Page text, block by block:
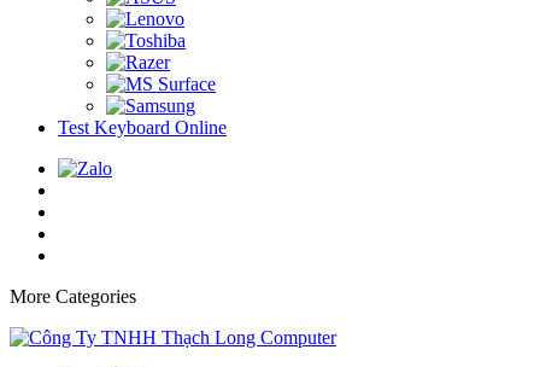
Test Keyboard Online
More Categories